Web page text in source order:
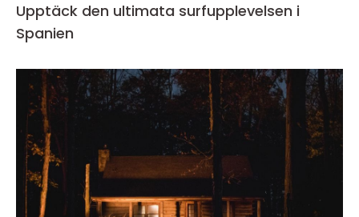
Upptäck den ultimata surfupplevelsen i
Spanien